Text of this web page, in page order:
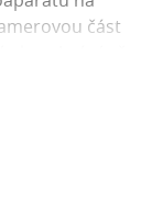
část
fotek- snadná